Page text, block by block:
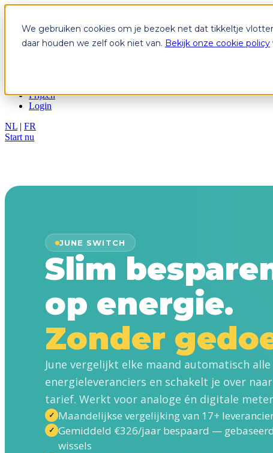
We gebruiken cookies om je bezoek net dat tikkeltje
daar houden we zelf ook niet van. Bekijk onze cookie policy
Abonnementen
June Switch
Prijzen
Login
NL | FR
Start nu
JUNE SWITCH
Slim
op energie.
Zonder
June vergelijkt elke maand automatisch alle
energieleveranciers en schakelt je over
tarief. Werkt voor analoge én digitale
✓ Maandelijkse vergelijking van 17+
✓ Gemiddeld €326/jaar bespaard —
wissels